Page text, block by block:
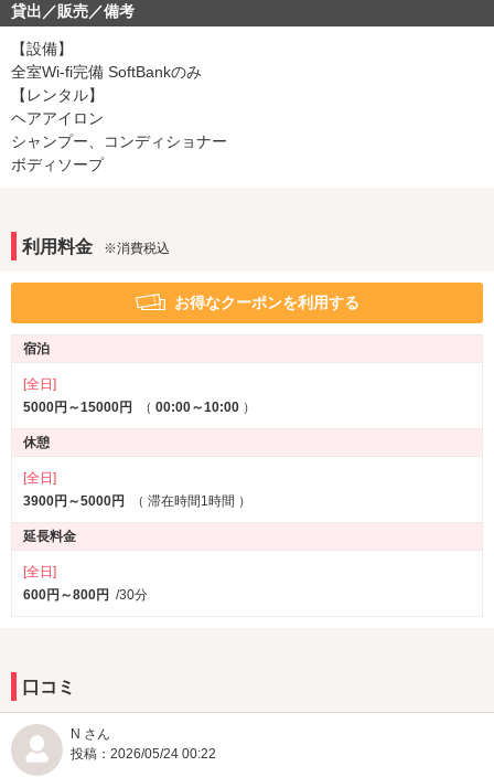
アメニティ
セレクトシャンプー
バスローブ
部屋タイプ
3名以上利用可
サービス
貸出／販売／備考
【設備】
全室Wi-fi完備 SoftBankのみ
【レンタル】
ヘアアイロン
シャンプー、コンディショナー
ボディソープ
利用料金 ※消費税込
お得なクーポンを利用する
宿泊
[全日]
5000円～15000円
（ 00:00～10:00 ）
休憩
[全日]
3900円～5000円
（ 滞在時間1時間 ）
延長料金
[全日]
600円～800円 /30分
口コミ
N さん
投稿：2026/05/24 00:22